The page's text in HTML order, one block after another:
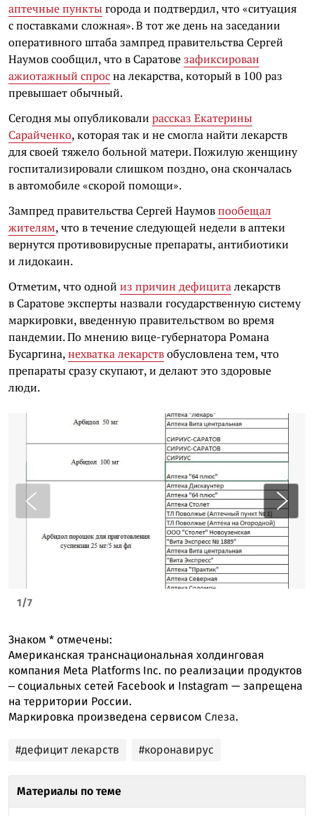
аптечные пунктыгорода и подтвердил, что «ситуация
с поставками сложная». В тот же день на заседании
оперативного штаба зампред правительства Сергей
Наумов сообщил, что в Саратове зафиксирован
ажиотажный спросна лекарства, который в 100 раз
превышает обычный.
Сегодня мы опубликовали рассказ Екатерины
Сарайченко, которая так и не смогла найти лекарств
для своей тяжело больной матери. Пожилую женщину
госпитализировали слишком поздно, она скончалась
в автомобиле «скорой помощи».
Зампред правительства Сергей Наумовпообещал
жителям, что в течение следующей недели в аптеки
вернутся противовирусные препараты, антибиотики
и лидокаин.
Отметим, что одной из причин дефициталекарств
в Саратове эксперты назвали государственную систему
маркировки, введенную правительством во время
пандемии. По мнению вице-губернатора Романа
Бусаргина,нехватка лекарствобусловлена тем, что
препараты сразу скупают, и делают это здоровые
люди.
1/7
Знаком * отмечены:
Американская транснациональная холдинговая
компания Meta Platforms Inc. по реализации продуктов
‒ социальных сетей Facebook и Instagram — запрещена
на территории России.
Маркировка произведена сервисом Слеза.
#дефицит лекарств #коронавирус
Материалы по теме